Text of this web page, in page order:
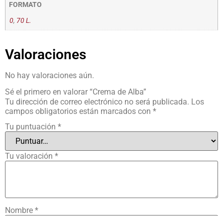
FORMATO
0, 70 L.
Valoraciones
No hay valoraciones aún.
Sé el primero en valorar “Crema de Alba”
Tu dirección de correo electrónico no será publicada. Los
campos obligatorios están marcados con *
Tu puntuación *
Tu valoración *
Nombre *